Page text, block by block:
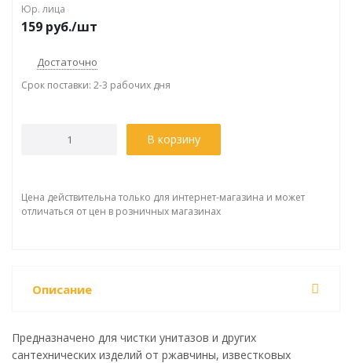
Юр. лица
159 руб./шт
Достаточно
Срок поставки: 2-3 рабочих дня
В корзину
Цена действительна только для интернет-магазина и может
отличаться от цен в розничных магазинах
Описание
Предназначено для чистки унитазов и других
сантехнических изделий от ржавчины, известковых